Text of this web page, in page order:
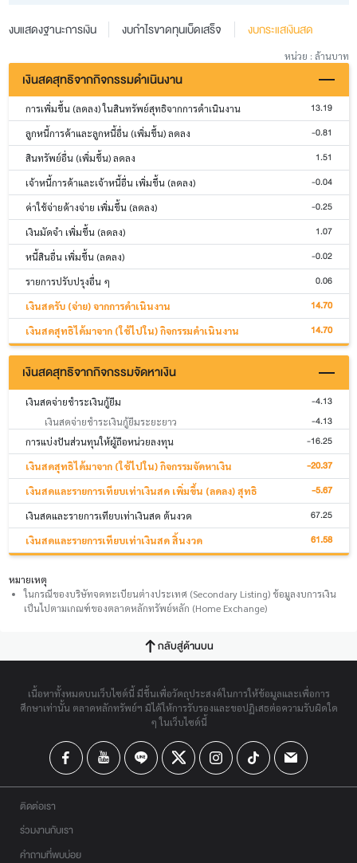
งบแสดงฐานะการเงิน งบกำไรขาดทุนเบ็ดเสร็จ งบกระแสเงินสด
หน่วย : ล้านบาท
เงินสดสุทธิจากกิจกรรมดำเนินงาน
การเพิ่มขึ้น (ลดลง) ในสินทรัพย์สุทธิจากการดำเนินงาน 13.19
ลูกหนี้การค้าและลูกหนี้อื่น (เพิ่มขึ้น) ลดลง -0.81
สินทรัพย์อื่น (เพิ่มขึ้น) ลดลง 1.51
เจ้าหนี้การค้าและเจ้าหนี้อื่น เพิ่มขึ้น (ลดลง) -0.04
ค่าใช้จ่ายค้างจ่าย เพิ่มขึ้น (ลดลง) -0.25
เงินมัดจำ เพิ่มขึ้น (ลดลง) 1.07
หนี้สินอื่น เพิ่มขึ้น (ลดลง) -0.02
รายการปรับปรุงอื่น ๆ 0.06
เงินสดรับ (จ่าย) จากการดำเนินงาน 14.70
เงินสดสุทธิได้มาจาก (ใช้ไปใน) กิจกรรมดำเนินงาน 14.70
เงินสดสุทธิจากกิจกรรมจัดหาเงิน
เงินสดจ่ายชำระเงินกู้ยืม -4.13
เงินสดจ่ายชำระเงินกู้ยืมระยะยาว -4.13
การแบ่งปันส่วนทุนให้ผู้ถือหน่วยลงทุน -16.25
เงินสดสุทธิได้มาจาก (ใช้ไปใน) กิจกรรมจัดหาเงิน -20.37
เงินสดและรายการเทียบเท่าเงินสด เพิ่มขึ้น (ลดลง) สุทธิ -5.67
เงินสดและรายการเทียบเท่าเงินสด ต้นงวด 67.25
เงินสดและรายการเทียบเท่าเงินสด สิ้นงวด 61.58
หมายเหตุ
ในกรณีของบริษัทจดทะเบียนต่างประเทศ (Secondary Listing) ข้อมูลงบการเงิน
เป็นไปตามเกณฑ์ของตลาดหลักทรัพย์หลัก (Home Exchange)
กลับสู่ด้านบน
เนื้อหาทั้งหมดบนเว็บไซต์นี้ มีขึ้นเพื่อวัตถุประสงค์ในการให้ข้อมูลและเพื่อการ
ศึกษาเท่านั้น ตลาดหลักทรัพย์ฯ มิได้ให้การรับรองและขอปฏิเสธต่อความรับผิดใด
ๆ ในเว็บไซต์นี้
ติดต่อเรา
ร่วมงานกับเรา
คำถามที่พบบ่อย